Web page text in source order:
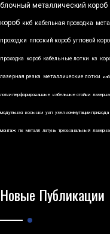
блочный металлический короб
короб ккб кабельная проходка
проходки плоский короб угловой
проходка короб кабельные лотки кз
лазерная резка металлические лотки
лотки перфорированные кабельные стойки
модульная косынки укп узел коммутации привода
монтаж пк металл латунь трехканальный
Новые Публикации